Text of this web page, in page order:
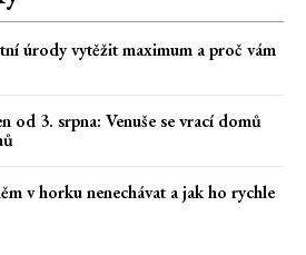
úrody vytěžit maximum a proč vám
od 3. srpna: Venuše se vrací domů
v horku nenechávat a jak ho rychle